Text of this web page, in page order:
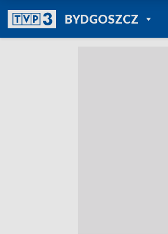
BYDGOSZCZPOWRÓT DO
TVP REGIONY